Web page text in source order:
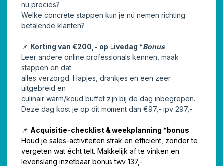
nu precies?
Welke concrete stappen kun je nú nemen richting
betalende klanten?
📌 Korting van €200,- op Livedag *Bonus
Leer andere online professionals kennen, maak
stappen en dat
alles verzorgd. Hapjes, drankjes en een zeer
uitgebreid en
culinair warm/koud buffet zijn bij de dag inbegrepen.
Deze dag kost je op dit moment dan €97,- ipv 297,-
📌 Acquisitie-checklist & weekplanning *bonus
Houd je sales-activiteiten strak en efficiënt, zonder te
vergeten wat écht telt. Makkelijk af te vinken en
levenslang inzetbaar bonus twv 137,-